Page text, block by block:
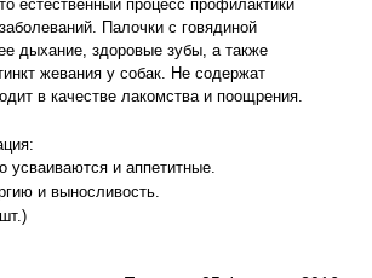
естественный процесс профилактики
Палочки с говядиной
дыхание, здоровые зубы, а также
жевания у собак. Не содержат
в качестве лакомства и поощрения.
усваиваются и аппетитные.
и выносливость.